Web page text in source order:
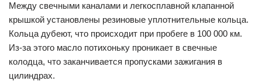
Между свечными каналами и легкосплавной клапанной
крышкой установлены резиновые уплотнительные кольца.
Кольца дубеют, что происходит при пробеге в 100 000 км.
Из-за этого масло потихоньку проникает в свечные
колодца, что заканчивается пропусками зажигания в
цилиндрах.